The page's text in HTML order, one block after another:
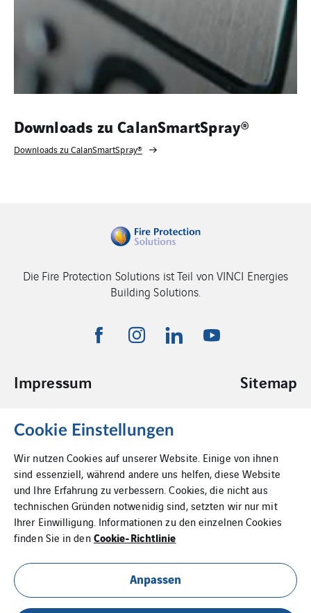
Downloads zu CalanSmartSpray®
Building Solutions.
Datenschutzerklärung
Cookies
Cookie Einstellungen
Wir nutzen Cookies auf unserer Website. Einige von ihnen
sind essenziell, während andere uns helfen, diese Website
und Ihre Erfahrung zu verbessern. Cookies, die nicht aus
technischen Gründen notwenidig sind, setzten wir nur mit
Ihrer Einwilligung. Informationen zu den einzelnen Cookies
finden Sie in denCookie-Richtlinie
Anpassen